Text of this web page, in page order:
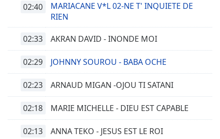
02:40
MARIACANE V*L 02-NE T' INQUIETE DE
RIEN
02:33 AKRAN DAVID - INONDE MOI
02:29 JOHNNY SOUROU - BABA OCHE
02:23 ARNAUD MIGAN -OJOU TI SATANI
02:18 MARIE MICHELLE - DIEU EST CAPABLE
02:13 ANNA TEKO - JESUS EST LE ROI